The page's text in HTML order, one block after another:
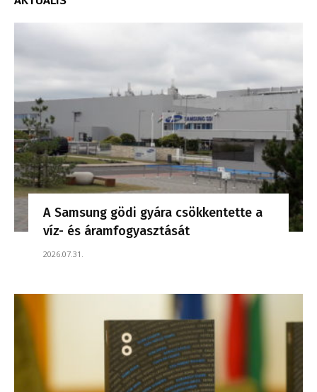
A Samsung gödi gyára csökkentette a
víz- és áramfogyasztását
2026.07.31.